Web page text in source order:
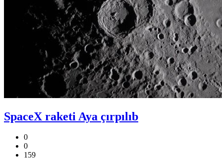
SpaceX raketi Aya çırpılıb
0
0
159